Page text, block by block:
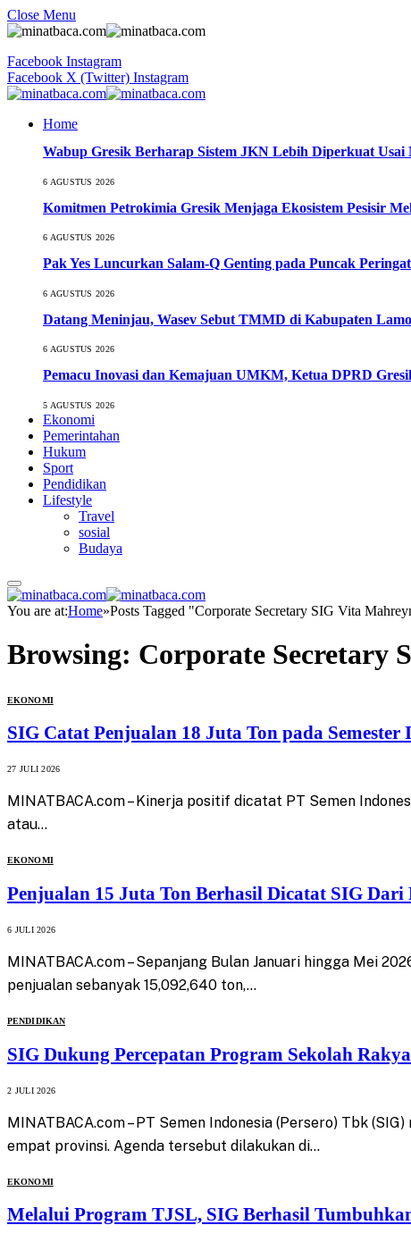
Close Menu
Facebook Instagram
Facebook X (Twitter) Instagram
Home
Wabup Gresik Berharap Sistem JKN Lebih Diperkuat
6 AGUSTUS 2026
Komitmen Petrokimia Gresik Menjaga Ekosistem Pesisir
6 AGUSTUS 2026
Pak Yes Luncurkan Salam-Q Genting pada Puncak
6 AGUSTUS 2026
Datang Meninjau, Wasev Sebut TMMD di Kabupaten
6 AGUSTUS 2026
Pemacu Inovasi dan Kemajuan UMKM, Ketua DPRD
5 AGUSTUS 2026
Ekonomi
Pemerintahan
Hukum
Sport
Pendidikan
Lifestyle
Travel
sosial
Budaya
You are at:Home»Posts Tagged "Corporate Secretary SIG Vita
Browsing: Corporate Secretary
EKONOMI
SIG Catat Penjualan 18 Juta Ton pada Semester
27 JULI 2026
MINATBACA.com – Kinerja positif dicatat PT Semen
atau…
EKONOMI
Penjualan 15 Juta Ton Berhasil Dicatat SIG
6 JULI 2026
MINATBACA.com – Sepanjang Bulan Januari hingga Mei
penjualan sebanyak 15,092,640 ton,…
PENDIDIKAN
SIG Dukung Percepatan Program Sekolah
2 JULI 2026
MINATBACA.com – PT Semen Indonesia (Persero) Tbk
empat provinsi. Agenda tersebut dilakukan di…
EKONOMI
Melalui Program TJSL, SIG Berhasil